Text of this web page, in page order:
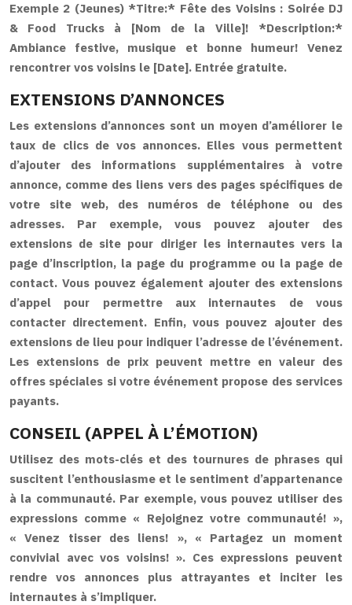
Exemple 2 (Jeunes) *Titre:* Fête des Voisins : Soirée DJ
& Food Trucks à [Nom de la Ville]! *Description:*
Ambiance festive, musique et bonne humeur! Venez
rencontrer vos voisins le [Date]. Entrée gratuite.
EXTENSIONS D’ANNONCES
Les extensions d’annonces sont un moyen d’améliorer le
taux de clics de vos annonces. Elles vous permettent
d’ajouter des informations supplémentaires à votre
annonce, comme des liens vers des pages spécifiques de
votre site web, des numéros de téléphone ou des
adresses. Par exemple, vous pouvez ajouter des
extensions de site pour diriger les internautes vers la
page d’inscription, la page du programme ou la page de
contact. Vous pouvez également ajouter des extensions
d’appel pour permettre aux internautes de vous
contacter directement. Enfin, vous pouvez ajouter des
extensions de lieu pour indiquer l’adresse de l’événement.
Les extensions de prix peuvent mettre en valeur des
offres spéciales si votre événement propose des services
payants.
CONSEIL (APPEL À L’ÉMOTION)
Utilisez des mots-clés et des tournures de phrases qui
suscitent l’enthousiasme et le sentiment d’appartenance
à la communauté. Par exemple, vous pouvez utiliser des
expressions comme « Rejoignez votre communauté! »,
« Venez tisser des liens! », « Partagez un moment
convivial avec vos voisins! ». Ces expressions peuvent
rendre vos annonces plus attrayantes et inciter les
internautes à s’impliquer.